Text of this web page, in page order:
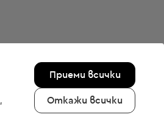
Приеми всички
Откажи всички